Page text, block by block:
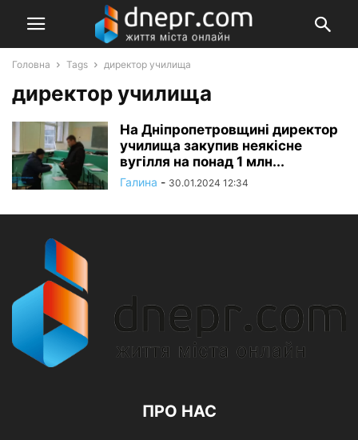
Головна Tags директор училища
директор училища
На Дніпропетровщині директор
училища закупив неякісне
вугілля на понад 1 млн...
Галина - 30.01.2024 12:34
ПРО НАС